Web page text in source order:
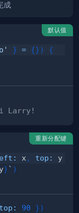
成
默认值
} = {})
{
Larry!
重新分配键
: x , top : y
y}` )
top : 90 })